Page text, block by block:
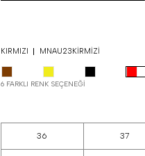
KIRMIZI MNAU23KIRMIZI
6 FARKLI RENK SEÇENEĞI
36 37